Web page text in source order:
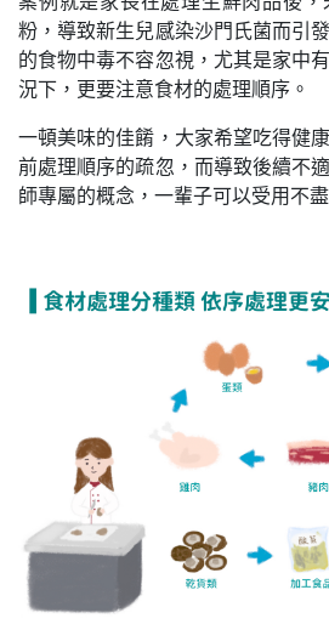
粉，導致新生兒感染沙門氏菌而引
的食物中毒不容忽視，尤其是家中
況下，更要注意食材的處理順序。
一頓美味的佳餚，大家希望吃得健
前處理順序的疏忽，而導致後續不
師專屬的概念，一輩子可以受用不盡